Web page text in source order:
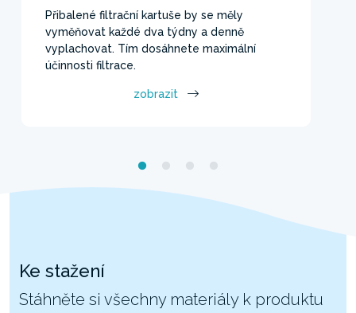
Přibalené filtrační kartuše by se měly
vyměňovat každé dva týdny a denně
vyplachovat. Tím dosáhnete maximální
účinnosti filtrace.
zobrazit
Ke stažení
Stáhněte si všechny materiály k produktu